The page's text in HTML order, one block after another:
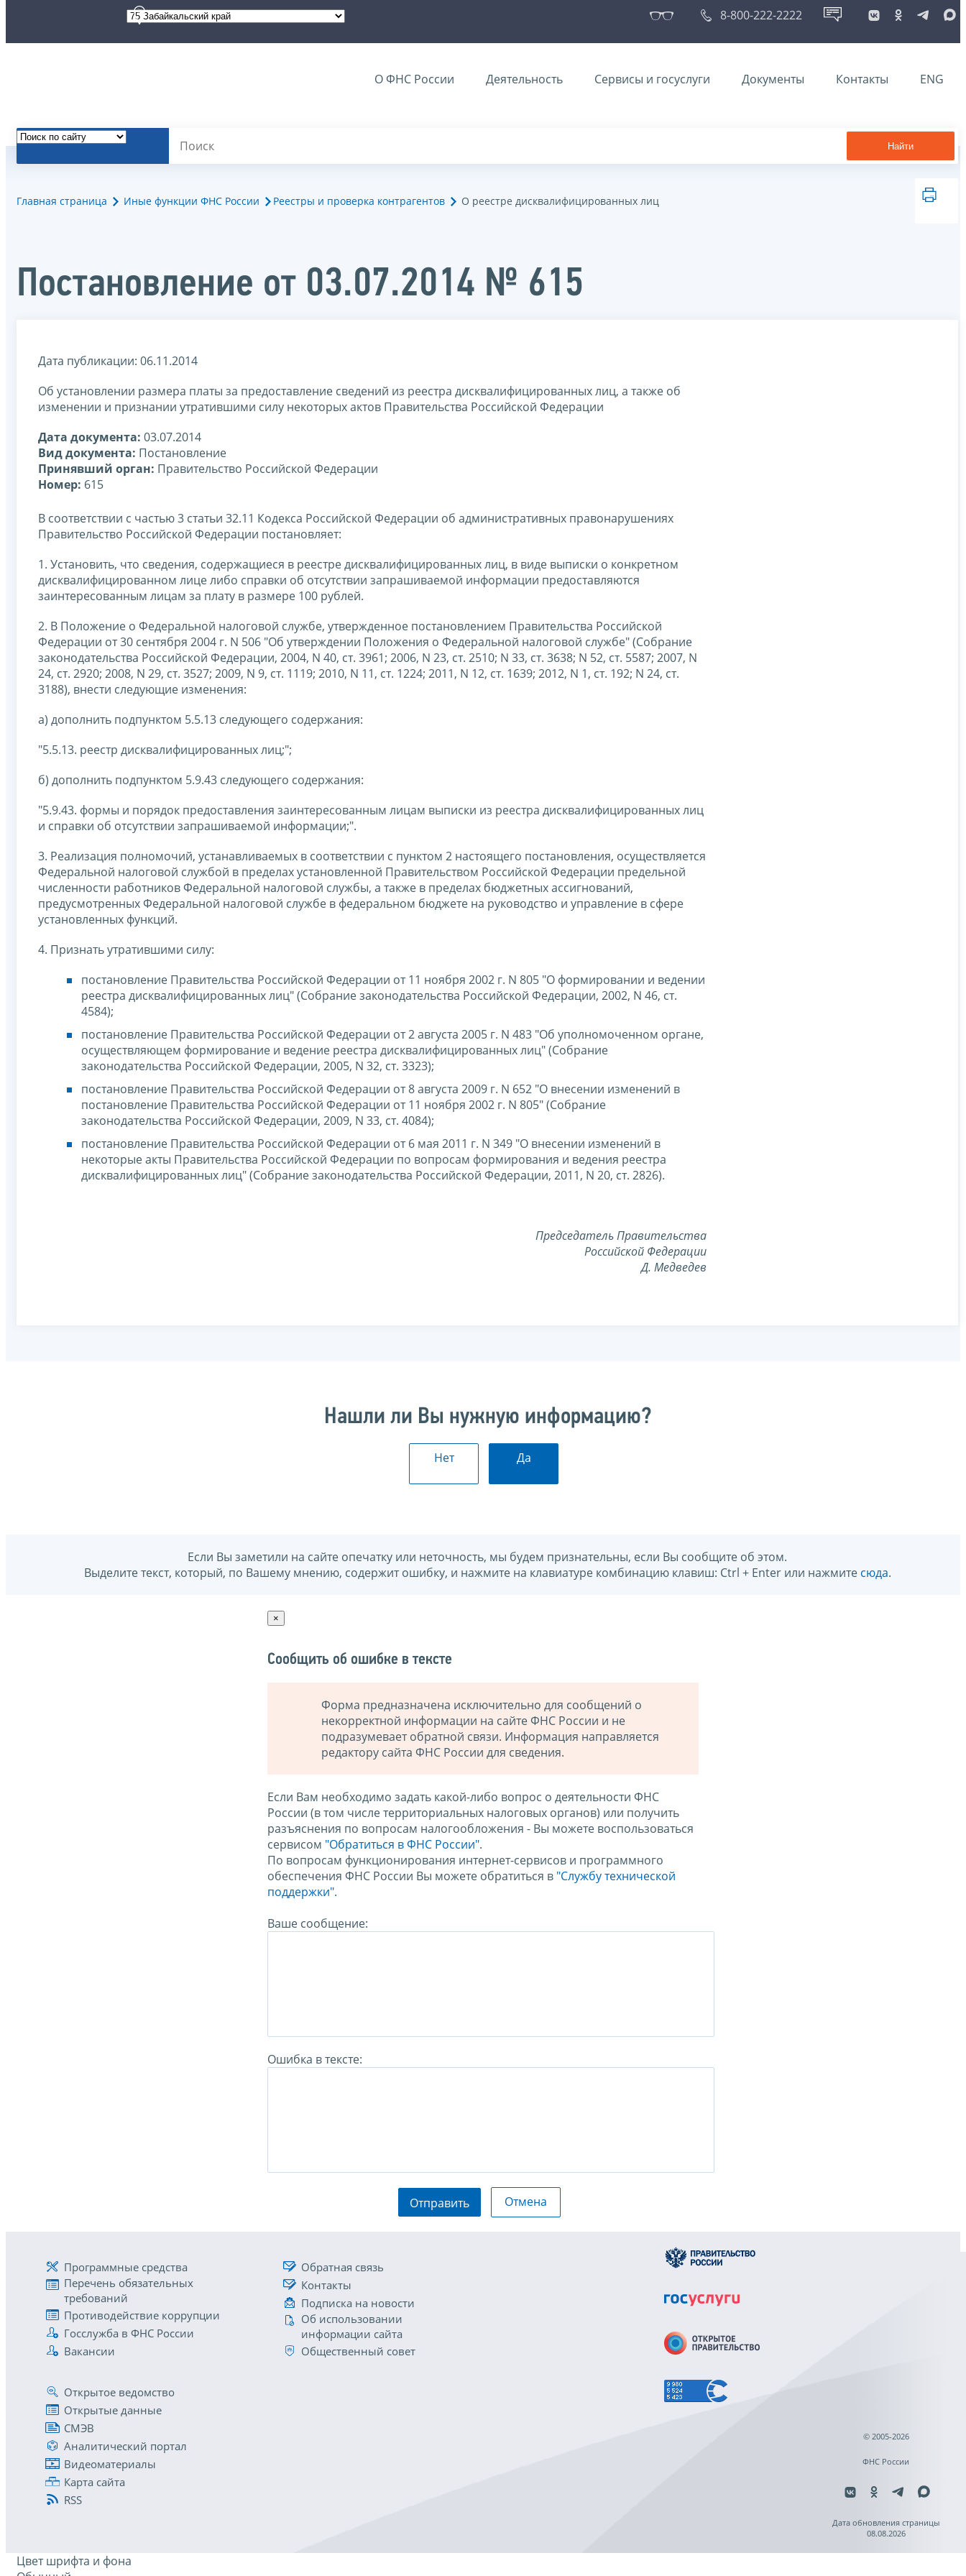
8-800-222-2222
О ФНС России Деятельность Сервисы и госуслуги Документы Контакты ENG
Найти
Главная страница Иные функции ФНС России Реестры и проверка контрагентов О реестре дисквалифицированных лиц
Постановление от 03.07.2014 № 615
Дата публикации: 06.11.2014
Об установлении размера платы за предоставление сведений из реестра дисквалифицированных лиц, а также об
изменении и признании утратившими силу некоторых актов Правительства Российской Федерации
Дата документа: 03.07.2014
Вид документа: Постановление
Принявший орган: Правительство Российской Федерации
Номер: 615
В соответствии с частью 3 статьи 32.11 Кодекса Российской Федерации об административных правонарушениях
Правительство Российской Федерации постановляет:
1. Установить, что сведения, содержащиеся в реестре дисквалифицированных лиц, в виде выписки о конкретном
дисквалифицированном лице либо справки об отсутствии запрашиваемой информации предоставляются
заинтересованным лицам за плату в размере 100 рублей.
2. В Положение о Федеральной налоговой службе, утвержденное постановлением Правительства Российской
Федерации от 30 сентября 2004 г. N 506 "Об утверждении Положения о Федеральной налоговой службе" (Собрание
законодательства Российской Федерации, 2004, N 40, ст. 3961; 2006, N 23, ст. 2510; N 33, ст. 3638; N 52, ст. 5587; 2007, N
24, ст. 2920; 2008, N 29, ст. 3527; 2009, N 9, ст. 1119; 2010, N 11, ст. 1224; 2011, N 12, ст. 1639; 2012, N 1, ст. 192; N 24, ст.
3188), внести следующие изменения:
а) дополнить подпунктом 5.5.13 следующего содержания:
"5.5.13. реестр дисквалифицированных лиц;";
б) дополнить подпунктом 5.9.43 следующего содержания:
"5.9.43. формы и порядок предоставления заинтересованным лицам выписки из реестра дисквалифицированных лиц
и справки об отсутствии запрашиваемой информации;".
3. Реализация полномочий, устанавливаемых в соответствии с пунктом 2 настоящего постановления, осуществляется
Федеральной налоговой службой в пределах установленной Правительством Российской Федерации предельной
численности работников Федеральной налоговой службы, а также в пределах бюджетных ассигнований,
предусмотренных Федеральной налоговой службе в федеральном бюджете на руководство и управление в сфере
установленных функций.
4. Признать утратившими силу:
постановление Правительства Российской Федерации от 11 ноября 2002 г. N 805 "О формировании и ведении
реестра дисквалифицированных лиц" (Собрание законодательства Российской Федерации, 2002, N 46, ст.
4584);
постановление Правительства Российской Федерации от 2 августа 2005 г. N 483 "Об уполномоченном органе,
осуществляющем формирование и ведение реестра дисквалифицированных лиц" (Собрание
законодательства Российской Федерации, 2005, N 32, ст. 3323);
постановление Правительства Российской Федерации от 8 августа 2009 г. N 652 "О внесении изменений в
постановление Правительства Российской Федерации от 11 ноября 2002 г. N 805" (Собрание
законодательства Российской Федерации, 2009, N 33, ст. 4084);
постановление Правительства Российской Федерации от 6 мая 2011 г. N 349 "О внесении изменений в
некоторые акты Правительства Российской Федерации по вопросам формирования и ведения реестра
дисквалифицированных лиц" (Собрание законодательства Российской Федерации, 2011, N 20, ст. 2826).
Председатель Правительства
Российской Федерации
Д. Медведев
Нашли ли Вы нужную информацию?
Нет Да
Если Вы заметили на сайте опечатку или неточность, мы будем признательны, если Вы сообщите об этом.
Выделите текст, который, по Вашему мнению, содержит ошибку, и нажмите на клавиатуре комбинацию клавиш: Ctrl + Enter или нажмите сюда.
×
Сообщить об ошибке в тексте
Форма предназначена исключительно для сообщений о
некорректной информации на сайте ФНС России и не
подразумевает обратной связи. Информация направляется
редактору сайта ФНС России для сведения.
Если Вам необходимо задать какой-либо вопрос о деятельности ФНС
России (в том числе территориальных налоговых органов) или получить
разъяснения по вопросам налогообложения - Вы можете воспользоваться
сервисом "Обратиться в ФНС России".
По вопросам функционирования интернет-сервисов и программного
обеспечения ФНС России Вы можете обратиться в "Службу технической
поддержки".
Ваше сообщение:
Ошибка в тексте:
Отправить Отмена
Программные средства
Перечень обязательных
требований
Противодействие коррупции
Госслужба в ФНС России
Вакансии
Обратная связь
Контакты
Подписка на новости
Об использовании
информации сайта
Общественный совет
Открытое ведомство
Открытые данные
СМЭВ
Аналитический портал
Видеоматериалы
Карта сайта
RSS
© 2005-2026
ФНС России
Дата обновления страницы
08.08.2026
Цвет шрифта и фона